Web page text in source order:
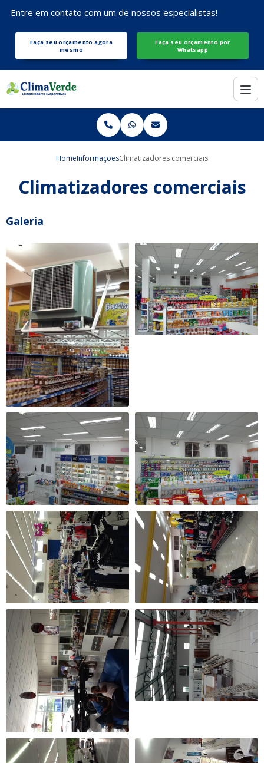
Entre em contato com um de nossos especialistas!
Faça seu orçamento agora
mesmo
Faça seu orçamento por
Whatsapp
HomeInformaçõesClimatizadores comerciais
Climatizadores comerciais
Galeria